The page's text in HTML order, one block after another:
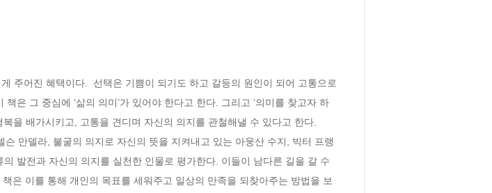
주어진 혜택이다.  선택은 기쁨이 되기도 하고 갈등의 원인이 되어 고통으로
은 그 중심에 ‘삶의 의미’가 있어야 한다고 한다. 그리고 ‘의미를 찾고자 하
을 배가시키고, 고통을 견디며 자신의 의지를 관철해낼 수 있다고 한다.
만델라, 불굴의 의지로 자신의 뜻을 지켜내고 있는 아웅산 수지, 빅터 프랭
발전과 자신의 의지를 실천한 인물로 평가한다. 이들이 남다른 길을 갈 수
은 이를 통해 개인의 목표를 세워주고 일상의 만족을 되찾아주는 방법을 보